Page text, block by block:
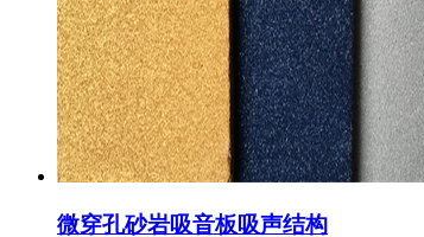
微穿孔砂岩吸音板吸声结构